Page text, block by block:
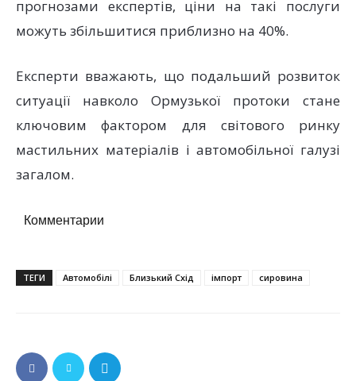
прогнозами експертів, ціни на такі послуги
можуть збільшитися приблизно на 40%.
Експерти вважають, що подальший розвиток
ситуації навколо Ормузької протоки стане
ключовим фактором для світового ринку
мастильних матеріалів і автомобільної галузі
загалом.
Комментарии
ТЕГИ Автомобілі Близький Схід імпорт сировина